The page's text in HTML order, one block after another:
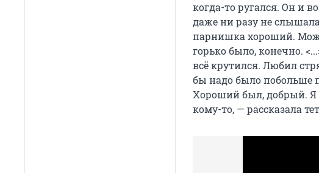
когда-то ругался. Он и
даже ни разу не
парнишка хороший.
горько было, конечно.
всё крутился. Любил
бы надо было побольше
Хороший был, добрый. Я
кому-то, — рассказала